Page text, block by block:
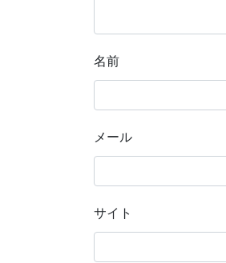
名前
メール
サイト